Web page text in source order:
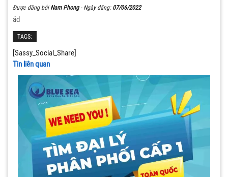
Được đăng bởi Nam Phong- Ngày đăng: 07/06/2022
ád
TAGS:
[Sassy_Social_Share]
Tin liên quan